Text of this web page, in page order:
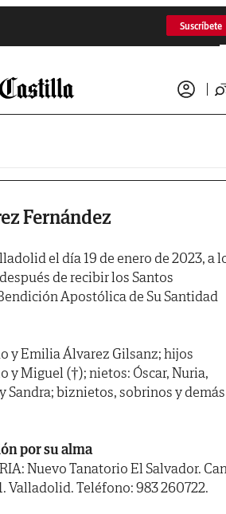
Suscríbete
Fernández
el día 19 de enero de 2023, a
de recibir los Santos
Apostólica de Su Santidad
y Emilia Álvarez Gilsanz; hijos
y Miguel (†); nietos: Óscar, Nuria,
Sandra; biznietos, sobrinos y demás
por su alma
Nuevo Tanatorio El Salvador.
Valladolid. Teléfono: 983 260722.